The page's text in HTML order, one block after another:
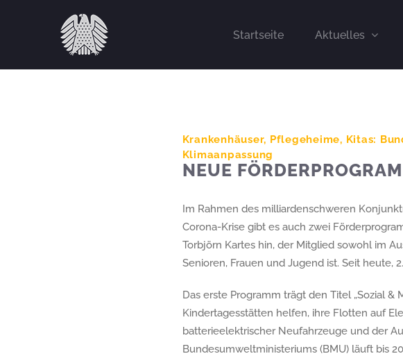
Startseite Aktuelles
Krankenhäuser, Pflegeheime, Kitas:
Klimaanpassung
NEUE
Im Rahmen des milliardenschweren
Corona-Krise gibt es auch zwei
Torbjörn Kartes hin, der Mitglied sowohl im
Senioren, Frauen und Jugend ist. Seit heute,
Das erste Programm trägt den Titel „Sozial
Kindertagesstätten helfen, ihre Flotten auf
batterieelektrischer Neufahrzeuge und der
Bundesumweltministeriums (BMU) läuft bis